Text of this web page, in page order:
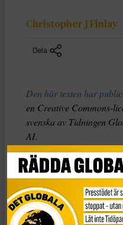
Christopher J Finlay
Dela
Den här texten har
en Creative Commons-
svenska av Tidningen
AI.
Boken The Origins of
svår och kombinerar
på ett sätt som kan vara
vi, som demokratiska